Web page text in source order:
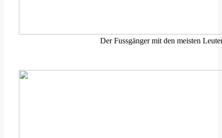
Der Fussgänger mit den meisten